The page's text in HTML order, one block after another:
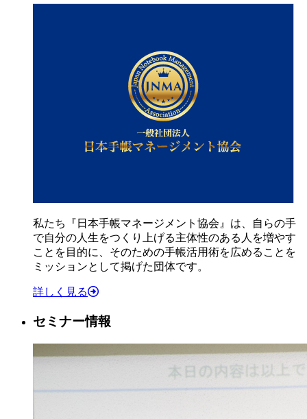
私たち『日本手帳マネージメント協会』は、自らの手
で自分の人生をつくり上げる主体性のある人を増やす
ことを目的に、そのための手帳活用術を広めることを
ミッションとして掲げた団体です。
詳しく見る
セミナー情報